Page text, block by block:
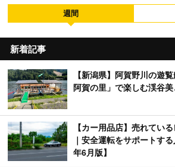
週間
新着記事
【新潟県】阿賀野川の遊
阿賀の里」で楽しむ渓谷
【カー用品店】売れてい
｜安全運転をサポートす
年6月版】